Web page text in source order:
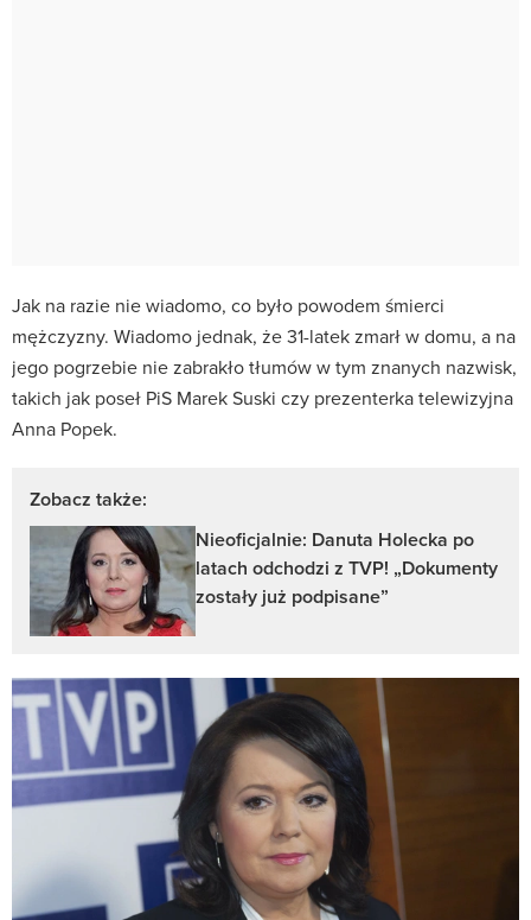
Jak na razie nie wiadomo, co było powodem śmierci
mężczyzny. Wiadomo jednak, że 31-latek zmarł w domu, a na
jego pogrzebie nie zabrakło tłumów w tym znanych nazwisk,
takich jak poseł PiS Marek Suski czy prezenterka telewizyjna
Anna Popek.
Zobacz także:
Nieoficjalnie: Danuta Holecka po
latach odchodzi z TVP! „Dokumenty
zostały już podpisane”